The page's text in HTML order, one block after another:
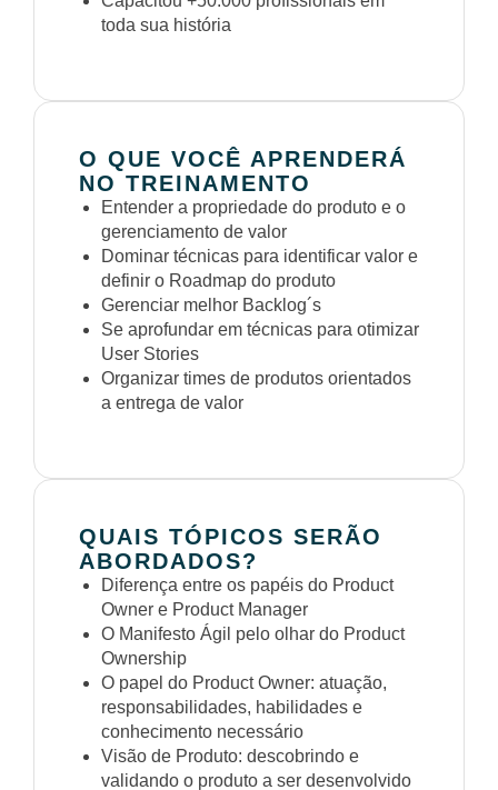
toda sua história
O QUE VOCÊ APRENDERÁ
NO TREINAMENTO
Entender a propriedade do produto e o
gerenciamento de valor
Dominar técnicas para identificar valor e
definir o Roadmap do produto
Gerenciar melhor Backlog´s
Se aprofundar em técnicas para otimizar
User Stories
Organizar times de produtos orientados
a entrega de valor
QUAIS TÓPICOS SERÃO
ABORDADOS?
Diferença entre os papéis do Product
Owner e Product Manager
O Manifesto Ágil pelo olhar do Product
Ownership
O papel do Product Owner: atuação,
responsabilidades, habilidades e
conhecimento necessário
Visão de Produto: descobrindo e
validando o produto a ser desenvolvido